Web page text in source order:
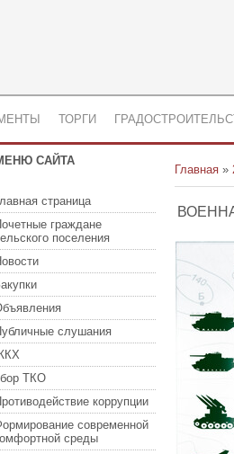
ТОРГИ
САЙТА
страница
граждане
поселения
слушания
ТКО
коррупции
современной
среды
Главная »